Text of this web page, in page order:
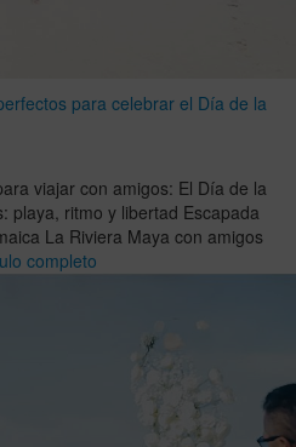
para celebrar el Día de la
viajar con amigos: El Día de la
playa, ritmo y libertad Escapada
La Riviera Maya con amigos
completo